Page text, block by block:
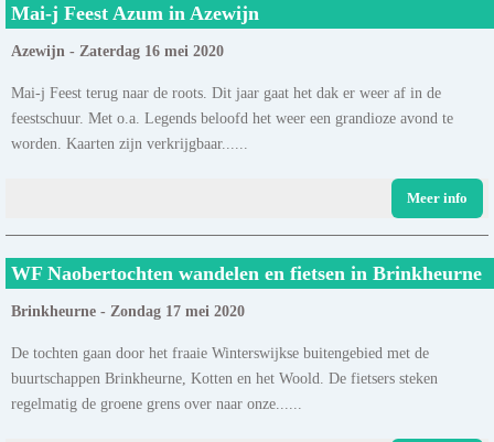
Mai-j Feest Azum in Azewijn
Azewijn - Zaterdag 16 mei 2020
Mai-j Feest terug naar de roots. Dit jaar gaat het dak er weer af in de
feestschuur. Met o.a. Legends beloofd het weer een grandioze avond te
worden. Kaarten zijn verkrijgbaar......
Meer info
WF Naobertochten wandelen en fietsen in Brinkheurne
Brinkheurne - Zondag 17 mei 2020
De tochten gaan door het fraaie Winterswijkse buitengebied met de
buurtschappen Brinkheurne, Kotten en het Woold. De fietsers steken
regelmatig de groene grens over naar onze......